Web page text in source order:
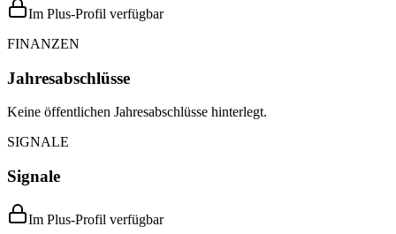
Im Plus-Profil verfügbar
FINANZEN
Jahresabschlüsse
Keine öffentlichen Jahresabschlüsse hinterlegt.
SIGNALE
Signale
Im Plus-Profil verfügbar